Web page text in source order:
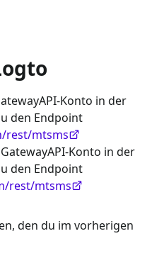
Konto in der
den Endpoint
rest/mtsms
Konto in der
den Endpoint
rest/mtsms
den du im vorherigen